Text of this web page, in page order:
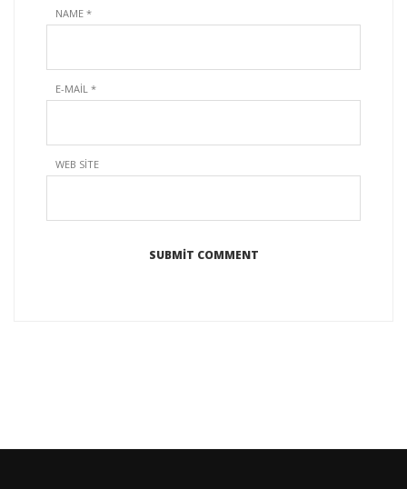
NAME *
E-MAIL *
WEB SITE